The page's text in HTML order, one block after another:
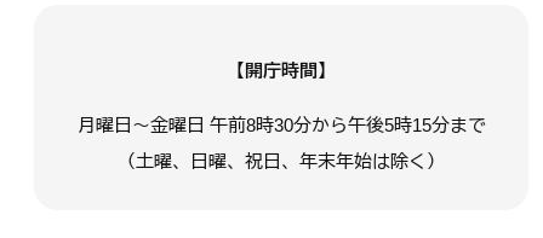
【開庁時間】
月曜日～金曜日 午前8時30分から午後5時15分まで
（土曜、日曜、祝日、年末年始は除く）